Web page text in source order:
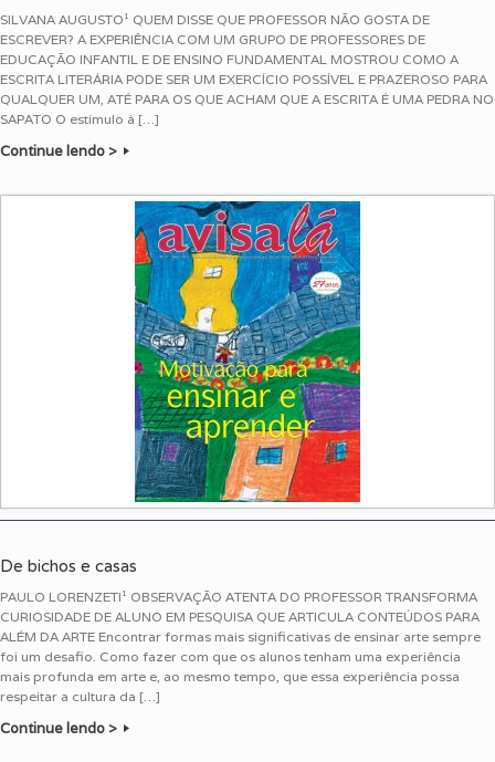
SILVANA AUGUSTO¹ QUEM DISSE QUE PROFESSOR NÃO GOSTA DE
ESCREVER? A EXPERIÊNCIA COM UM GRUPO DE PROFESSORES DE
EDUCAÇÃO INFANTIL E DE ENSINO FUNDAMENTAL MOSTROU COMO A
ESCRITA LITERÁRIA PODE SER UM EXERCÍCIO POSSÍVEL E PRAZEROSO PARA
QUALQUER UM, ATÉ PARA OS QUE ACHAM QUE A ESCRITA É UMA PEDRA NO
SAPATO O estímulo à […]
Continue lendo >
De bichos e casas
PAULO LORENZETI¹ OBSERVAÇÃO ATENTA DO PROFESSOR TRANSFORMA
CURIOSIDADE DE ALUNO EM PESQUISA QUE ARTICULA CONTEÚDOS PARA
ALÉM DA ARTE Encontrar formas mais significativas de ensinar arte sempre
foi um desafio. Como fazer com que os alunos tenham uma experiência
mais profunda em arte e, ao mesmo tempo, que essa experiência possa
respeitar a cultura da […]
Continue lendo >